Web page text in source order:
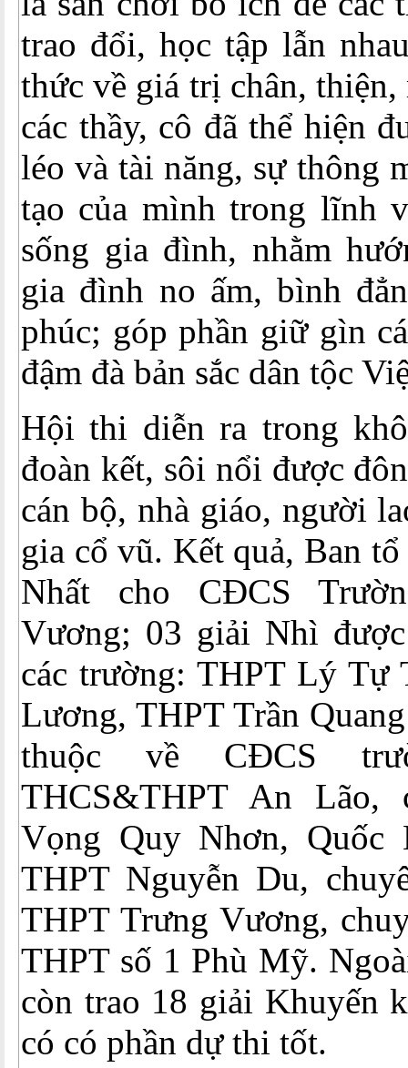
trao đổi, học tập lẫn
thức về giá trị chân,
các thầy, cô đã thể hiện
léo và tài năng, sự thông
tạo của mình trong lĩnh
sống gia đình, nhằm
gia đình no ấm, bình
phúc; góp phần giữ gìn
đậm đà bản sắc dân tộc
Hội thi diễn ra trong
đoàn kết, sôi nổi được
cán bộ, nhà giáo, người
gia cổ vũ. Kết quả, Ban
Nhất cho CĐCS
Vương; 03 giải Nhì
các trường: THPT Lý Tự
Lương, THPT Trần
thuộc về CĐCS
THCS&THPT An Lão,
Vọng Quy Nhơn, Quốc
THPT Nguyễn Du,
THPT Trưng Vương,
THPT số 1 Phù Mỹ.
còn trao 18 giải Khuyến
có có phần dự thi tốt.